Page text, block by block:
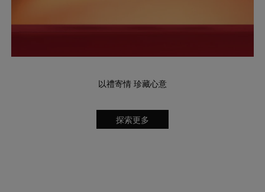
以禮寄情 珍藏心意
探索更多